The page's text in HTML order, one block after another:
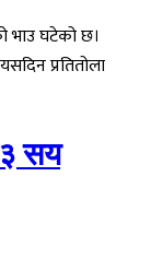
भाउ घटेको छ।
प्रतितोला
३ सय